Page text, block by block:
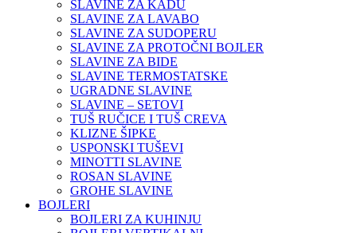
SLAVINE ZA KADU
SLAVINE ZA LAVABO
SLAVINE ZA SUDOPERU
SLAVINE ZA PROTOČNI BOJLER
SLAVINE ZA BIDE
SLAVINE TERMOSTATSKE
UGRADNE SLAVINE
SLAVINE – SETOVI
TUŠ RUČICE I TUŠ CREVA
KLIZNE ŠIPKE
USPONSKI TUŠEVI
MINOTTI SLAVINE
ROSAN SLAVINE
GROHE SLAVINE
BOJLERI
BOJLERI ZA KUHINJU